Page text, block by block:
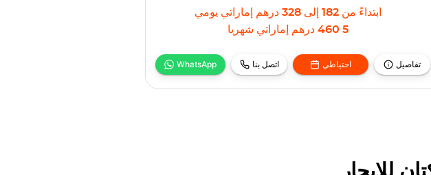
ابتداءً من 182 إلى 328 درهم إماراتي يومي
5 460
درهم إماراتي شهريا
WhatsApp اتصل بنا احتياطي تفاصيل